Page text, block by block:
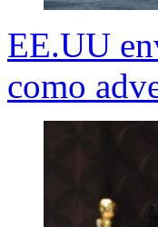
EE.UU
como